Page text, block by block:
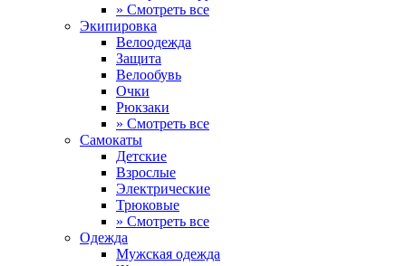
» Смотреть все
Экипировка
Велоодежда
Защита
Велообувь
Очки
Рюкзаки
» Смотреть все
Самокаты
Детские
Взрослые
Электрические
Трюковые
» Смотреть все
Одежда
Мужская одежда